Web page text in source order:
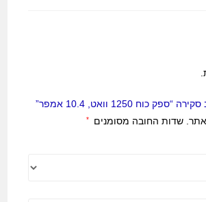
כוח 1250 וואט, 10.4 אמפר”
שדות החובה מסומנים *